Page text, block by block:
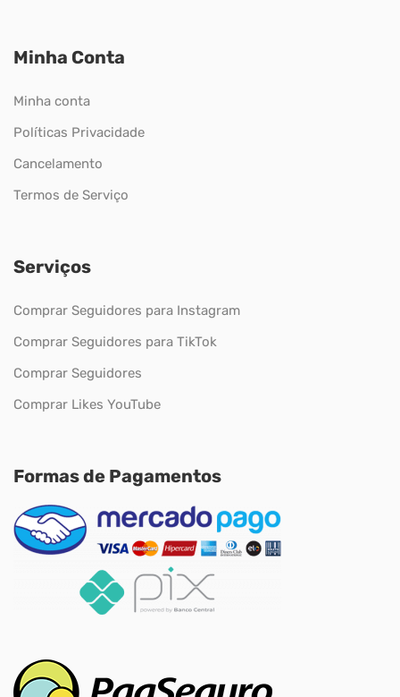
Minha Conta
Minha conta
Políticas Privacidade
Cancelamento
Termos de Serviço
Serviços
Comprar Seguidores para Instagram
Comprar Seguidores para TikTok
Comprar Seguidores
Comprar Likes YouTube
Formas de Pagamentos